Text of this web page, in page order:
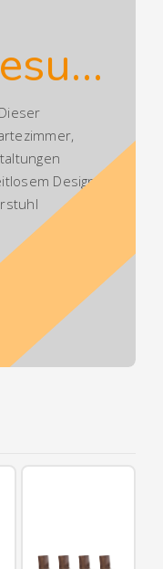
2er Set Besucherstuhl Pepe
Design
längere
47
40 x 36
4
durch
zu
nach